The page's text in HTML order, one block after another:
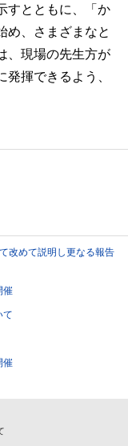
すとともに、「か
め、さまざまなと
、現場の先生方が
揮できるよう、
改めて説明し更なる報告
催
て
催